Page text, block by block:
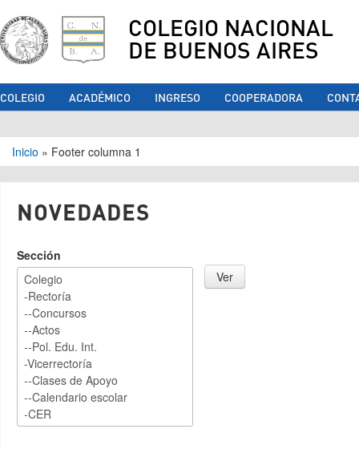
COLEGIO NACIONAL
DE BUENOS AIRES
COLEGIO ACADÉMICO INGRESO COOPERADORA
Se encuentra usted aquí
Inicio » Footer columna 1
NOVEDADES
Sección